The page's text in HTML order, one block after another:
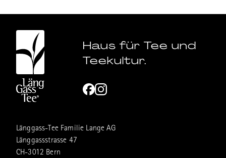
Haus für Tee und
Teekultur.
Länggass-Tee Familie Lange AG
Länggassstrasse 47
CH-3012 Bern